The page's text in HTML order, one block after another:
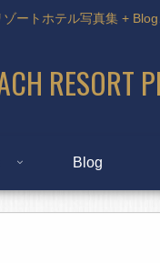
ートホテル写真集 +
RESORT
Blog